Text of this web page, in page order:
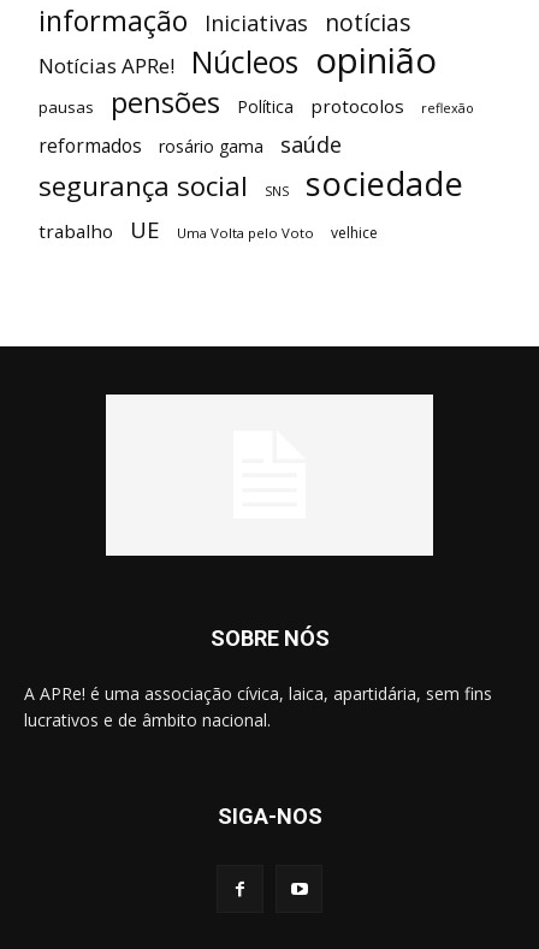
informação Iniciativas notícias
Notícias APRe! Núcleos opinião
pausas pensões Política protocolos reflexão
reformados rosário gama saúde
segurança social SNS sociedade
trabalho UE Uma Volta pelo Voto velhice
SOBRE NÓS
A APRe! é uma associação cívica, laica, apartidária, sem fins
lucrativos e de âmbito nacional.
SIGA-NOS